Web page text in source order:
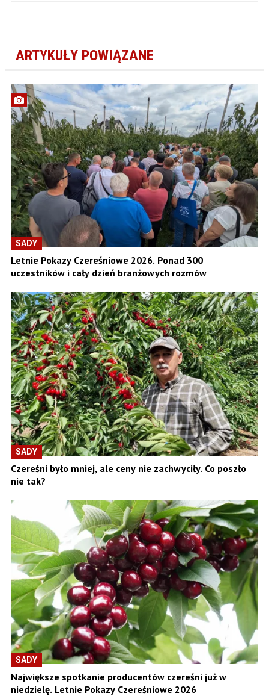
ARTYKUŁY POWIĄZANE
SADY
Letnie Pokazy Czereśniowe 2026. Ponad 300
uczestników i cały dzień branżowych rozmów
SADY
Czereśni było mniej, ale ceny nie zachwyciły. Co poszło
nie tak?
SADY
Największe spotkanie producentów czereśni już w
niedzielę. Letnie Pokazy Czereśniowe 2026